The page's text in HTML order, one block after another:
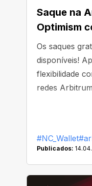
Saque na
Optimism
Os saques
disponíveis!
flexibilidade
redes
#NC_Wallet
Publicados: